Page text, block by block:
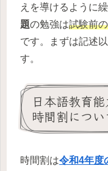
えを導けるように
題の勉強は試験前
です。まずは記述
す。
日本語教育
時間割につい
時間割は令和4年度